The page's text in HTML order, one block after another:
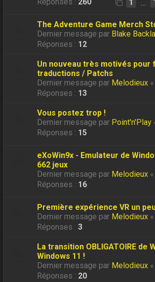
Réponses : 260 1 …
The Adventure Game Merch
Dernier message par Blake
Réponses : 12
Un nouveau très motivés pour
traductions / Patchs
Dernier message par Melodieux «
Réponses : 13
Vous postez trop !
Dernier message par Point'n'Play
Réponses : 15
eXoWin9x - Emulateur de
662 jeux
Dernier message par Melodieux «
Réponses : 16
Première expérience VR un
Dernier message par Melodieux «
Réponses :3
La transition OBLIGATOIRE de
Windows 11 !
Dernier message par Melodieux «
Réponses : 20